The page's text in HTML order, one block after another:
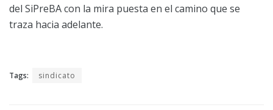
del SiPreBA con la mira puesta en el camino que se
traza hacia adelante.
Tags: sindicato